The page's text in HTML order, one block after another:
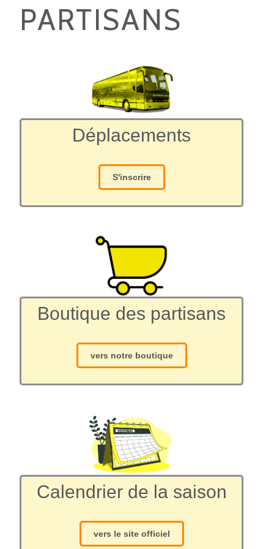
PARTISANS
Déplacements
S'inscrire
Boutique des partisans
vers notre boutique
Calendrier de la saison
vers le site officiel